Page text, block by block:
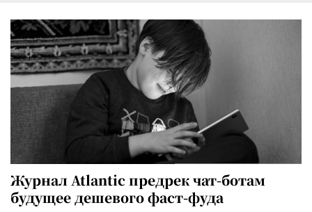
Журнал Atlantic предрек чат-ботам
будущее дешевого фаст-фуда